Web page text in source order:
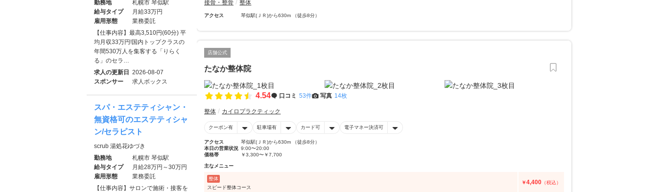
接骨・整骨 整体
アクセス 琴似駅(ＪＲ)から630m （徒歩8分）
店舗公式
たなか整体院
4.54 口コミ 53件 写真 14枚
整体 カイロプラクティック
クーポン有 駐車場有 カード可 電子マネー決済可
アクセス
琴似駅(ＪＲ)から630m （徒歩8分）
本日の営業状況 9:00〜20:00
価格帯
￥3,300〜￥7,700
主なメニュー
整体
スピード整体コース
￥4,400 （税込）
勤務地
札幌市 琴似駅
給与タイプ
月給33万円
雇用形態
業務委託
【仕事内容】最高3,510円(60分) 平
均月収33万円!国内トップクラスの
年間530万人を集客する「りらく
る」のセラ…
求人の更新日 2026-08-07
スポンサー
求人ボックス
スパ・エステティシャン・
無資格可のエステティシャ
ン/セラピスト
scrub 湯処花ゆづき
勤務地
札幌市 琴似駅
給与タイプ
月給28万円～30万円
雇用形態
業務委託
【仕事内容】サロンで施術・接客を